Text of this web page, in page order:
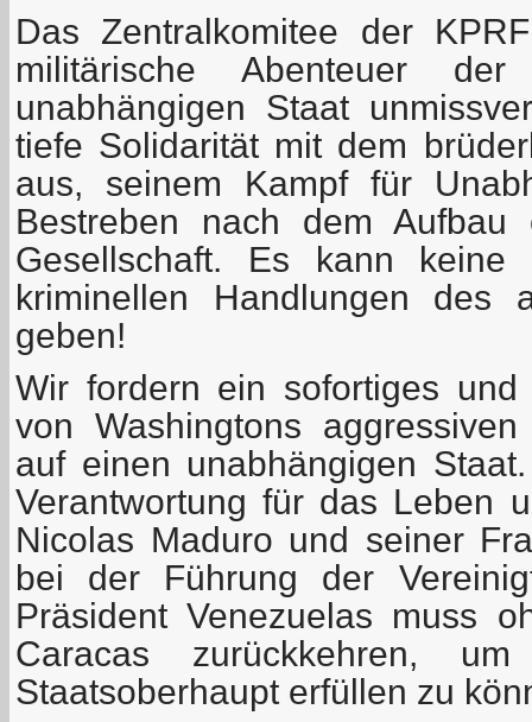
Das Zentralkomitee der
militärische Abenteuer
unabhängigen Staat
tiefe Solidarität mit dem
aus, seinem Kampf für
Bestreben nach dem Aufbau
Gesellschaft. Es kann keine
kriminellen Handlungen des
geben!
Wir fordern ein sofortiges und
von Washingtons
auf einen unabhängigen
Verantwortung für das Leben
Nicolas Maduro und seiner
bei der Führung der
Präsident Venezuelas muss
Caracas zurückkehren,
Staatsoberhaupt erfüllen zu